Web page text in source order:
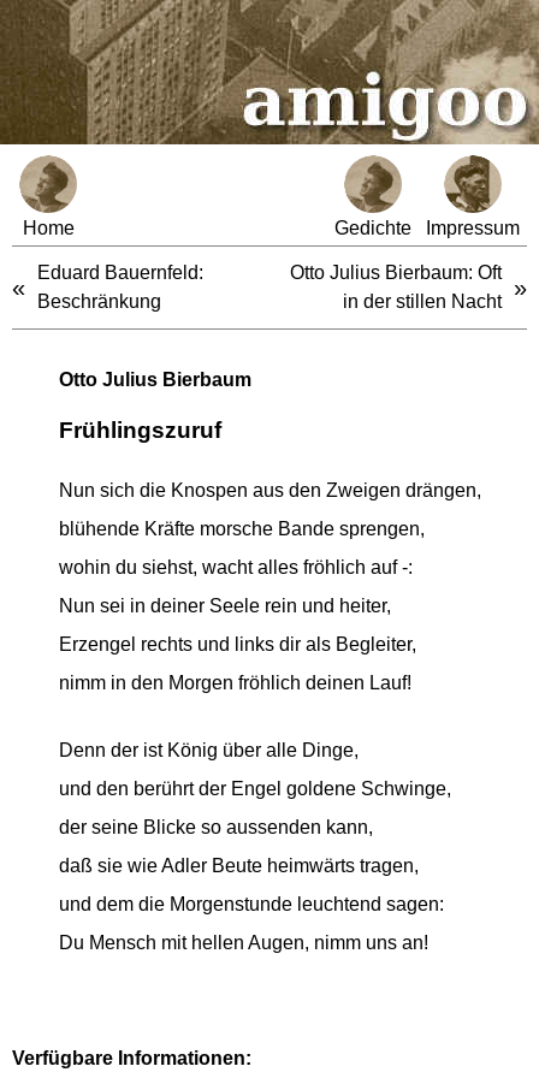
Home Gedichte Impressum
«
Eduard Bauernfeld:
Beschränkung
Otto Julius Bierbaum: Oft
in der stillen Nacht
»
Otto Julius Bierbaum
Frühlingszuruf
Nun sich die Knospen aus den Zweigen drängen,
blühende Kräfte morsche Bande sprengen,
wohin du siehst, wacht alles fröhlich auf -:
Nun sei in deiner Seele rein und heiter,
Erzengel rechts und links dir als Begleiter,
nimm in den Morgen fröhlich deinen Lauf!
Denn der ist König über alle Dinge,
und den berührt der Engel goldene Schwinge,
der seine Blicke so aussenden kann,
daß sie wie Adler Beute heimwärts tragen,
und dem die Morgenstunde leuchtend sagen:
Du Mensch mit hellen Augen, nimm uns an!
Verfügbare Informationen: